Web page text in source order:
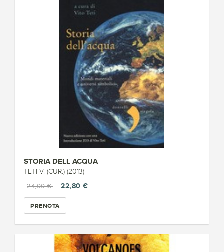
STORIA DELL ACQUA
TETI V. (CUR.) (2013)
24,00 €
22,80 €
PRENOTA